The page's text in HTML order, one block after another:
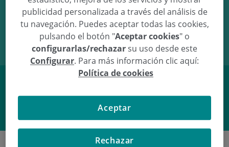
10/08/09 16:30 3.38Kg 49cm
Facebook Twitter
publicidad personalizada a través del análisis de
tu navegación. Puedes aceptar todas las cookies,
pulsando el botón "Aceptar cookies" o
configurarlas/rechazarsu uso desde este
Configurar. Para más información clic aquí:
Política de cookies
Rechazar
Aceptar